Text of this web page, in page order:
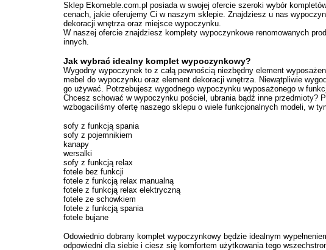
Sklep Ekomeble.com.pl posiada w swojej ofercie szeroki wybór
cenach, jakie oferujemy Ci w naszym sklepie. Znajdziesz u nas
dekoracji wnętrza oraz miejsce wypoczynku.
W naszej ofercie znajdziesz komplety wypoczynkowe renomowanych
innych.
Jak wybrać idealny komplet wypoczynkowy?
Wygodny wypoczynek to z całą pewnością niezbędny element
mebel do wypoczynku oraz element dekoracji wnętrza. Niewątpliwie
go używać. Potrzebujesz wygodnego wypoczynku wyposażonego w
Chcesz schować w wypoczynku pościel, ubrania bądź inne przedmioty?
wzbogaciliśmy ofertę naszego sklepu o wiele funkcjonalnych modeli, w
sofy z funkcją spania
sofy z pojemnikiem
kanapy
wersalki
sofy z funkcją relax
fotele bez funkcji
fotele z funkcją relax manualną
fotele z funkcją relax elektryczną
fotele ze schowkiem
fotele z funkcją spania
fotele bujane
Odowiednio dobrany komplet wypoczynkowy będzie idealnym
odpowiedni dla siebie i ciesz się komfortem użytkowania tego